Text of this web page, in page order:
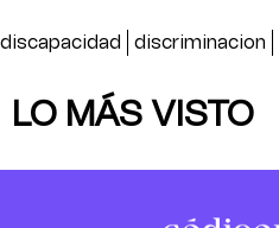
discapacidad discriminacion
LO MÁS VISTO